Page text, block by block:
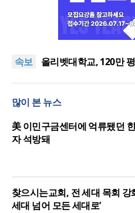
속보
총신대, 우간다 RTC와
올리벳대학교, 120만
‘Recovery 콘서트’ 개최
총신대, 우간다 RTC와
상증세·법인세법 시행
많이 본 뉴스
美 이민구금센터에 억류됐던
자 석방돼
찾으시는교회, 전 세대 목회 강
세대 넘어 모든 세대로’